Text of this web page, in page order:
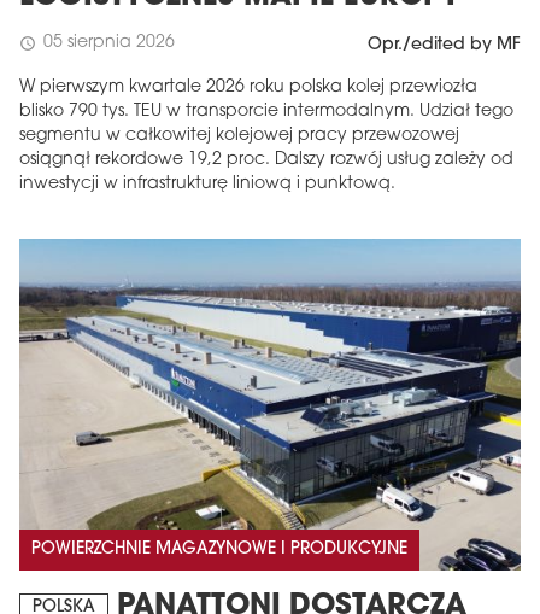
schedule 05 sierpnia 2026 Opr./edited by MF
W pierwszym kwartale 2026 roku polska kolej przewiozła
blisko 790 tys. TEU w transporcie intermodalnym. Udział tego
segmentu w całkowitej kolejowej pracy przewozowej
osiągnął rekordowe 19,2 proc. Dalszy rozwój usług zależy od
inwestycji w infrastrukturę liniową i punktową.
POWIERZCHNIE MAGAZYNOWE I PRODUKCYJNE
POLSKA
PANATTONI DOSTARCZA